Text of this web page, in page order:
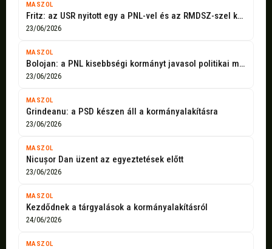
MASZOL
Fritz: az USR nyitott egy a PNL-vel és az RMDSZ-szel közös kormányra
23/06/2026
MASZOL
Bolojan: a PNL kisebbségi kormányt javasol politikai megállapodással
23/06/2026
MASZOL
Grindeanu: a PSD készen áll a kormányalakításra
23/06/2026
MASZOL
Nicușor Dan üzent az egyeztetések előtt
23/06/2026
MASZOL
Kezdődnek a tárgyalások a kormányalakításról
24/06/2026
MASZOL